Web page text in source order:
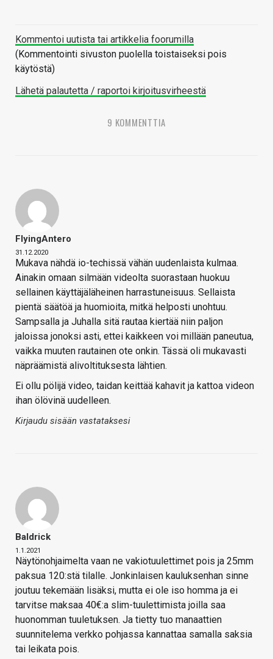
Kommentoi uutista tai artikkelia foorumilla
(Kommentointi sivuston puolella toistaiseksi pois
käytöstä)
Lähetä palautetta / raportoi kirjoitusvirheestä
9 KOMMENTTIA
FlyingAntero
31.12.2020
Mukava nähdä io-techissä vähän uudenlaista kulmaa.
Ainakin omaan silmään videolta suorastaan huokuu
sellainen käyttäjäläheinen harrastuneisuus. Sellaista
pientä säätöä ja huomioita, mitkä helposti unohtuu.
Sampsalla ja Juhalla sitä rautaa kiertää niin paljon
jaloissa jonoksi asti, ettei kaikkeen voi millään paneutua,
vaikka muuten rautainen ote onkin. Tässä oli mukavasti
näpräämistä alivoltituksesta lähtien.
Ei ollu pölijä video, taidan keittää kahavit ja kattoa videon
ihan ölövinä uudelleen.
Kirjaudu sisään vastataksesi
Baldrick
1.1.2021
Näytönohjaimelta vaan ne vakiotuulettimet pois ja 25mm
paksua 120:stä tilalle. Jonkinlaisen kauluksenhan sinne
joutuu tekemään lisäksi, mutta ei ole iso homma ja ei
tarvitse maksaa 40€:a slim-tuulettimista joilla saa
huonomman tuuletuksen. Ja tietty tuo manaattien
suunnitelema verkko pohjassa kannattaa samalla saksia
tai leikata pois.